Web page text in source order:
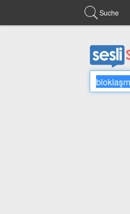
Suche